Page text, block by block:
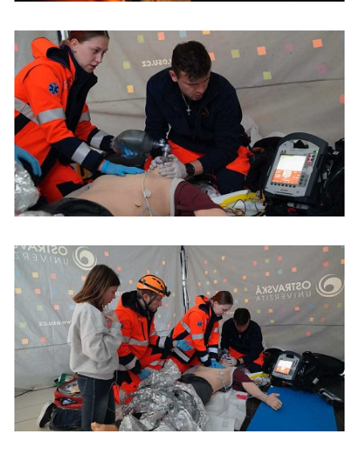
pomoci v Českej republike
pomoci v Českej republike